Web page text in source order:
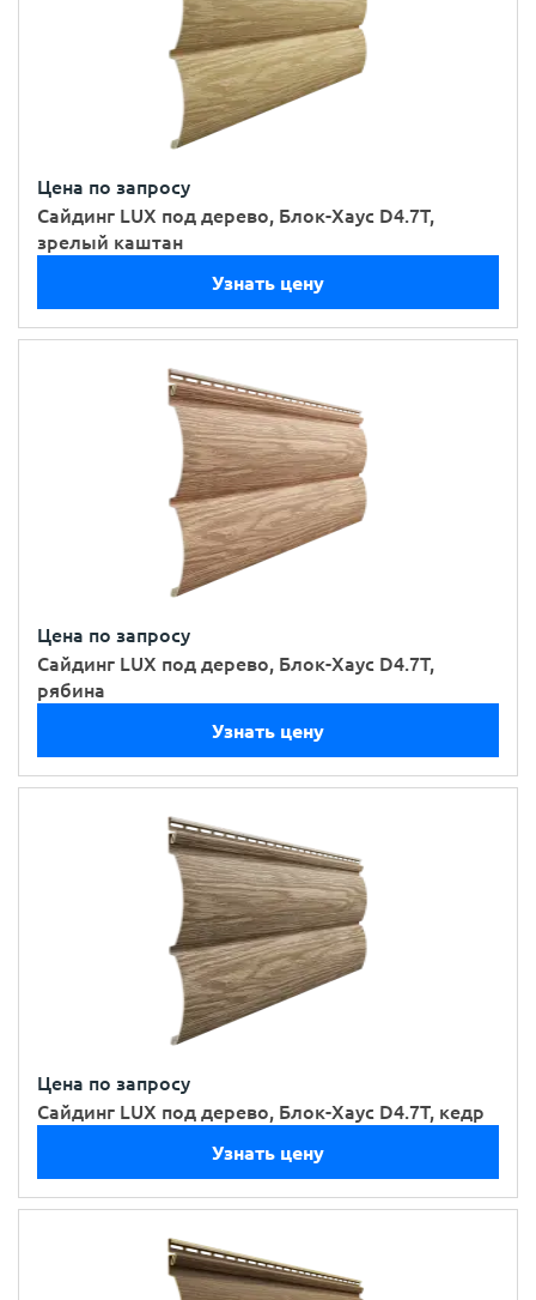
Цена по запросу
Сайдинг LUX под дерево, Блок-Хаус D4.7T,
зрелый каштан
Узнать цену
Цена по запросу
Сайдинг LUX под дерево, Блок-Хаус D4.7T,
рябина
Узнать цену
Цена по запросу
Сайдинг LUX под дерево, Блок-Хаус D4.7T, кедр
Узнать цену